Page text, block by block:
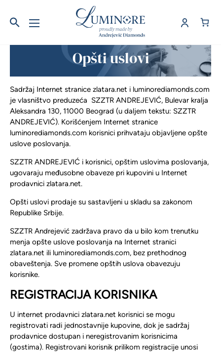
Opšti uslovi
Sadržaj Internet stranice zlatara.net i luminorediamonds.com
je vlasništvo preduzeća SZZTR ANDREJEVIĆ, Bulevar kralja
Aleksandra 130, 11000 Beograd (u daljem tekstu: SZZTR
ANDREJEVIĆ). Korišćenjem Internet stranice
luminorediamonds.com korisnici prihvataju objavljene opšte
uslove poslovanja.
SZZTR ANDREJEVIĆ i korisnici, opštim uslovima poslovanja,
ugovaraju međusobne obaveze pri kupovini u Internet
prodavnici zlatara.net.
Opšti uslovi prodaje su sastavljeni u skladu sa zakonom
Republike Srbije.
SZZTR Andrejević zadržava pravo da u bilo kom trenutku
menja opšte uslove poslovanja na Internet stranici
zlatara.net ili luminorediamonds.com, bez prethodnog
obaveštenja. Sve promene opštih uslova obavezuju
korisnike.
REGISTRACIJA KORISNIKA
U internet prodavnici zlatara.net korisnici se mogu
registrovati radi jednostavnije kupovine, dok je sadržaj
prodavnice dostupan i neregistrovanim korisnicima
(gostima). Registrovani korisnik prilikom registracije unosi